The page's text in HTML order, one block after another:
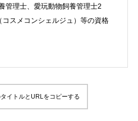
管理士、愛玩動物飼養管理士2
スメコンシェルジュ）等の資格
イトルとURLをコピーする